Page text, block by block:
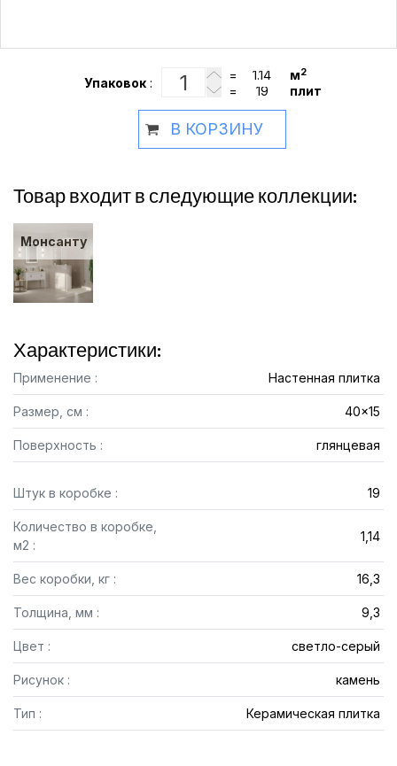
Упаковок :
= м2
= плит
В КОРЗИНУ
Товар входит в следующие коллекции:
Монсанту
Характеристики:
Применение : Настенная плитка
Размер, см : 40x15
Поверхность : глянцевая
Штук в коробке : 19
Количество в коробке,
м2 :
1,14
Вес коробки, кг : 16,3
Толщина, мм : 9,3
Цвет : светло-серый
Рисунок : камень
Тип : Керамическая плитка